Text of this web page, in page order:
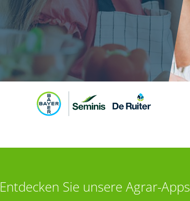
Entdecken Sie unsere Agrar-Apps